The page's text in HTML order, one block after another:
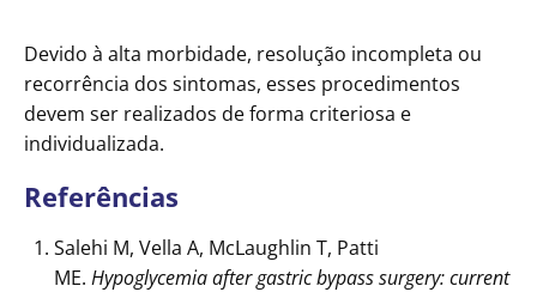
Devido à alta morbidade, resolução incompleta ou
recorrência dos sintomas, esses procedimentos
devem ser realizados de forma criteriosa e
individualizada.
Referências
Salehi M, Vella A, McLaughlin T, Patti
ME. Hypoglycemia after gastric bypass surgery: current